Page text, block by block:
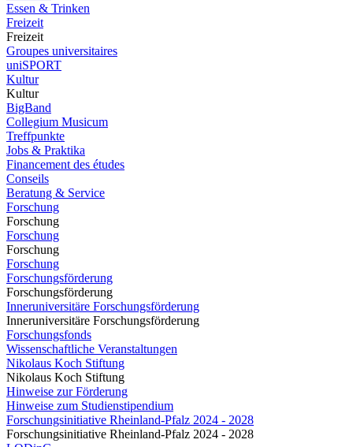
Essen & Trinken
Freizeit
Freizeit
Groupes universitaires
uniSPORT
Kultur
Kultur
BigBand
Collegium Musicum
Treffpunkte
Jobs & Praktika
Financement des études
Conseils
Beratung & Service
Forschung
Forschung
Forschung
Forschung
Forschung
Forschungsförderung
Forschungsförderung
Inneruniversitäre Forschungsförderung
Inneruniversitäre Forschungsförderung
Forschungsfonds
Wissenschaftliche Veranstaltungen
Nikolaus Koch Stiftung
Nikolaus Koch Stiftung
Hinweise zur Förderung
Hinweise zum Studienstipendium
Forschungsinitiative Rheinland-Pfalz 2024 - 2028
Forschungsinitiative Rheinland-Pfalz 2024 - 2028